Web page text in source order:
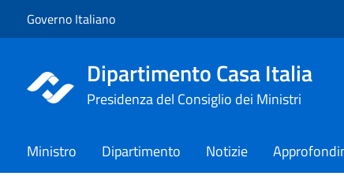
Governo Italiano
Dipartimento Casa Italia
Presidenza del Consiglio dei Ministri
Ministro Dipartimento Notizie